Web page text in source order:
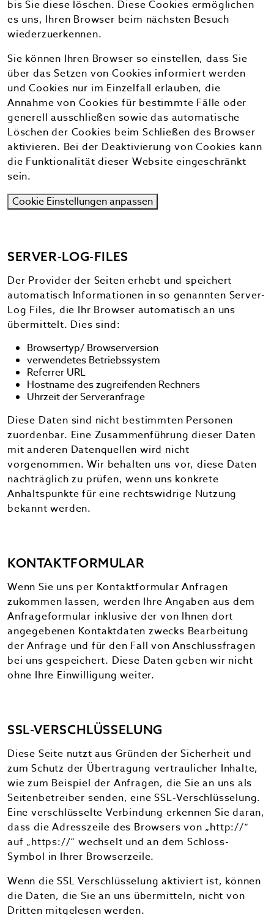
bis Sie diese löschen. Diese Cookies ermöglichen
es uns, Ihren Browser beim nächsten Besuch
wiederzuerkennen.
Sie können Ihren Browser so einstellen, dass Sie
über das Setzen von Cookies informiert werden
und Cookies nur im Einzelfall erlauben, die
Annahme von Cookies für bestimmte Fälle oder
generell ausschließen sowie das automatische
Löschen der Cookies beim Schließen des Browser
aktivieren. Bei der Deaktivierung von Cookies kann
die Funktionalität dieser Website eingeschränkt
sein.
Cookie Einstellungen anpassen
SERVER-LOG-FILES
Der Provider der Seiten erhebt und speichert
automatisch Informationen in so genannten Server-
Log Files, die Ihr Browser automatisch an uns
übermittelt. Dies sind:
Browsertyp/ Browserversion
verwendetes Betriebssystem
Referrer URL
Hostname des zugreifenden Rechners
Uhrzeit der Serveranfrage
Diese Daten sind nicht bestimmten Personen
zuordenbar. Eine Zusammenführung dieser Daten
mit anderen Datenquellen wird nicht
vorgenommen. Wir behalten uns vor, diese Daten
nachträglich zu prüfen, wenn uns konkrete
Anhaltspunkte für eine rechtswidrige Nutzung
bekannt werden.
KONTAKTFORMULAR
Wenn Sie uns per Kontaktformular Anfragen
zukommen lassen, werden Ihre Angaben aus dem
Anfrageformular inklusive der von Ihnen dort
angegebenen Kontaktdaten zwecks Bearbeitung
der Anfrage und für den Fall von Anschlussfragen
bei uns gespeichert. Diese Daten geben wir nicht
ohne Ihre Einwilligung weiter.
SSL-VERSCHLÜSSELUNG
Diese Seite nutzt aus Gründen der Sicherheit und
zum Schutz der Übertragung vertraulicher Inhalte,
wie zum Beispiel der Anfragen, die Sie an uns als
Seitenbetreiber senden, eine SSL-Verschlüsselung.
Eine verschlüsselte Verbindung erkennen Sie daran,
dass die Adresszeile des Browsers von „http://“
auf „https://“ wechselt und an dem Schloss-
Symbol in Ihrer Browserzeile.
Wenn die SSL Verschlüsselung aktiviert ist, können
die Daten, die Sie an uns übermitteln, nicht von
Dritten mitgelesen werden.